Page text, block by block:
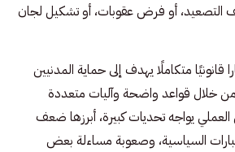
التصعيد، أو فرض عقوبات، أو تشكيل لجان
قانونيًا متكاملًا يهدف إلى حماية المدنيين
من خلال قواعد واضحة وآليات متعددة
العملي يواجه تحديات كبيرة، أبرزها ضعف
السياسية، وصعوبة مساءلة بعض